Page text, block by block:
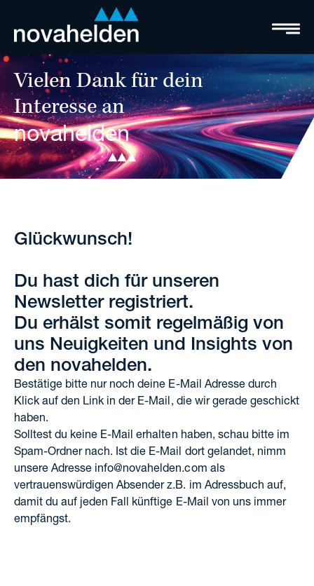
Vielen Dank für dein
Interesse an
novahelden
Glückwunsch!
Du hast dich für unseren
Newsletter registriert.
Du erhälst somit regelmäßig von
uns Neuigkeiten und Insights von
den novahelden.
Bestätige bitte nur noch deine E-Mail Adresse durch
Klick auf den Link in der E-Mail, die wir gerade geschickt
haben.
Solltest du keine E-Mail erhalten haben, schau bitte im
Spam-Ordner nach. Ist die E-Mail dort gelandet, nimm
unsere Adresse info@novahelden.com als
vertrauenswürdigen Absender z.B. im Adressbuch auf,
damit du auf jeden Fall künftige E-Mail von uns immer
empfängst.